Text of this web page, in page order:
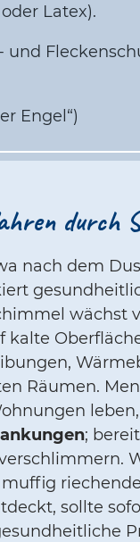
Latex).
und
Engel“)
durch
nach dem
wächst
kalte
Räumen.
;
sollte